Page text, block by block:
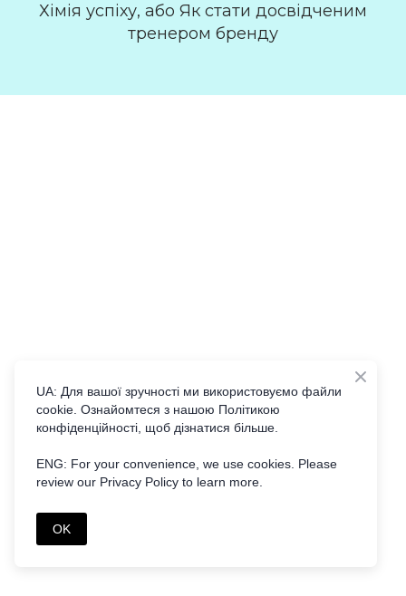
Хімія успіху, або Як стати досвідченим
тренером бренду
UA: Для вашої зручності ми використовуємо файли
cookie. Ознайомтеся з нашою Політикою
конфіденційності, щоб дізнатися більше.
ENG: For your convenience, we use cookies. Please
review our Privacy Policy to learn more.
OK